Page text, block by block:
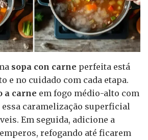
sopa con carne perfeita está
e no cuidado com cada etapa.
a carne em fogo médio-alto com
caramelização superficial
Em seguida, adicione a
refogando até ficarem